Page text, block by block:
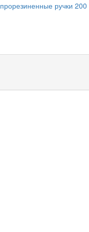
прорезиненные ручки